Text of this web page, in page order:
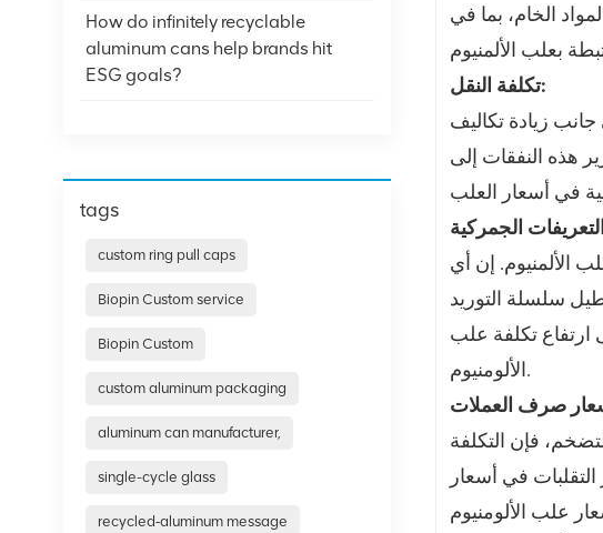
الخام، بما في
تكلفة النقل:
زيادة تكاليف
هذه النفقات إلى
الألمنيوم. إن أي
سلسلة التوريد
ارتفاع تكلفة علب
الألومنيوم.
فإن التكلفة
التقلبات في أسعار
How do infinitely recyclable
aluminum cans help brands hit
ESG goals?
tags
custom ring pull caps
Biopin Custom service
Biopin Custom
custom aluminum packaging
aluminum can manufacturer,
single-cycle glass
recycled‑aluminum message